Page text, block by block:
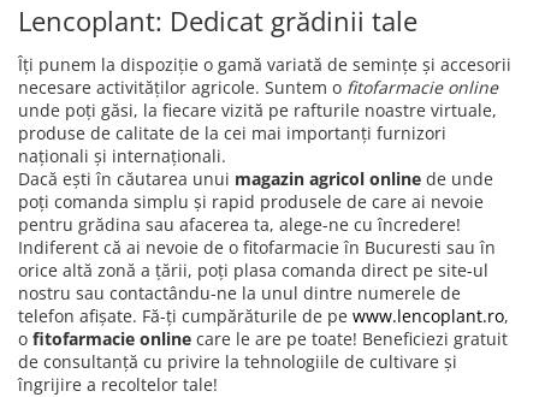
Lencoplant: Dedicat grădinii tale
Îți punem la dispoziție o gamă variată de semințe și accesorii
necesare activităților agricole. Suntem o fitofarmacie online
unde poți găsi, la fiecare vizită pe rafturile noastre virtuale,
produse de calitate de la cei mai importanți furnizori
naționali și internaționali.
Dacă ești în căutarea unui magazin agricol online de unde
poți comanda simplu și rapid produsele de care ai nevoie
pentru grădina sau afacerea ta, alege-ne cu încredere!
Indiferent că ai nevoie de o fitofarmacie în Bucuresti sau în
orice altă zonă a țării, poți plasa comanda direct pe site-ul
nostru sau contactându-ne la unul dintre numerele de
telefon afișate. Fă-ți cumpărăturile de pe www.lencoplant.ro,
o fitofarmacie online care le are pe toate! Beneficiezi gratuit
de consultanță cu privire la tehnologiile de cultivare și
îngrijire a recoltelor tale!